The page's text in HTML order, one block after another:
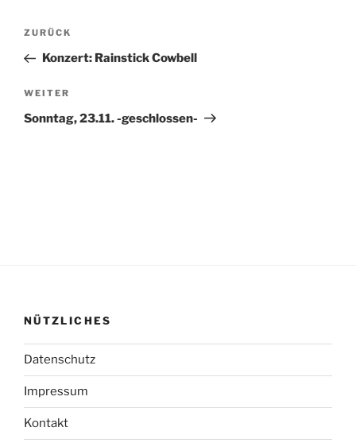
Beitragsnavigation
Vorheriger
Beitrag
ZURÜCK
Konzert: Rainstick Cowbell
Nächster
Beitrag
WEITER
Sonntag, 23.11. -geschlossen-
NÜTZLICHES
Datenschutz
Impressum
Kontakt